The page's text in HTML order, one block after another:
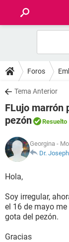
FOROS
SALUD
FAMILIA
NUTRICIÓN
SEXUALIDAD
GLOSARIO
Foros
Tema Anterior
FLujo marrón
pezón
Resuelto
Georgina -
Dr.
Hola,
Soy irregular,
el 16 de mayo
gota del pezón.
Gracias